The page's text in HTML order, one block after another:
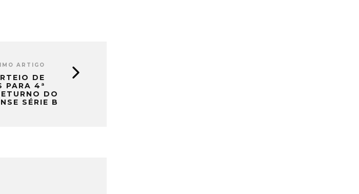
ARTIGO
DE
PARA 4ª
DO
SÉRIE B